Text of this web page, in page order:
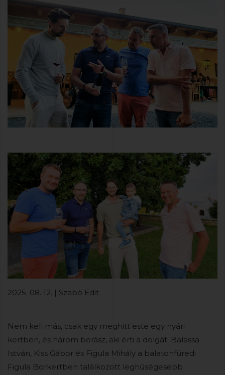
2025. 08. 12. | Szabó Edit
Nem kell más, csak egy meghitt este egy nyári
kertben, és három borász, aki érti a dolgát. Balassa
István, Kiss Gábor és Figula Mihály a balatonfüredi
Figula Borkertben találkozott leghűségesebb